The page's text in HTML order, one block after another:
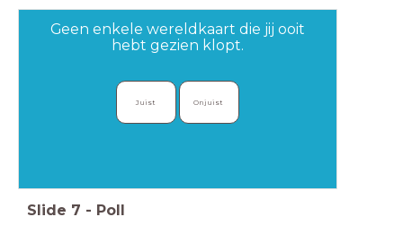
Geen enkele wereldkaart die jij ooit
hebt gezien klopt.
Juist Onjuist
Slide 7 - Poll